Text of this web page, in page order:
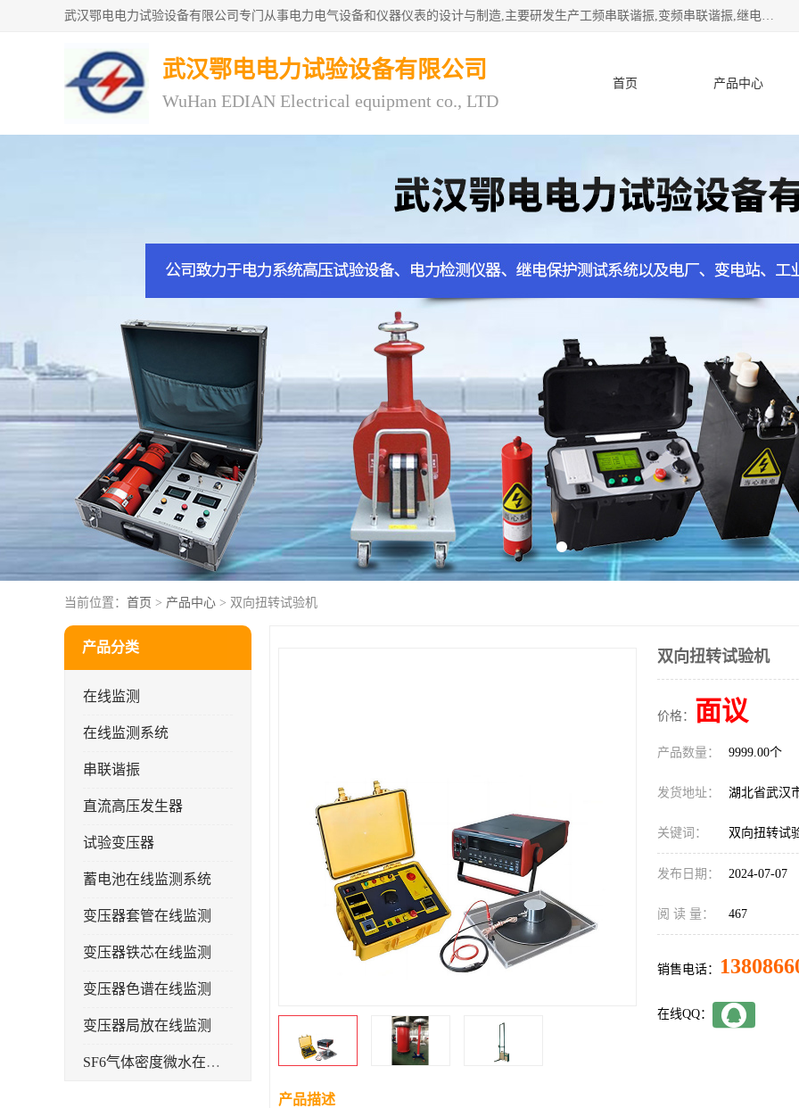
武汉鄂电电力试验设备有限公司专门从事电力电气设备和仪器仪表的设计与制造,主要研发生产工频串联谐振,变频串联谐振,继电保护测试仪,电缆故障测试仪,直流电阻测试仪,接地电阻测试仪等一百多种高品质产品.坚持奉行"质量一,客户至上"的服务宗旨。
武汉鄂电电力试验设备有限公司
WuHan EDIAN Electrical equipment co., LTD
首页 产品中心
当前位置： 首页 > 产品中心 > 双向扭转试验机
产品分类
在线监测
在线监测系统
串联谐振
直流高压发生器
试验变压器
蓄电池在线监测系统
变压器套管在线监测
变压器铁芯在线监测
变压器色谱在线监测
变压器局放在线监测
SF6气体密度微水在线监测系统
双向扭转试验机
价格： 面议
产品数量： 9999.00个
发货地址： 湖北省武汉
关键词： 双向扭转试
发布日期： 2024-07-07
阅 读 量： 467
销售电话：
在线QQ：
产品描述